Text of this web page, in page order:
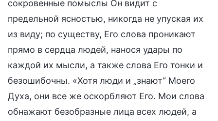
сокровенные помыслы Он видит с
предельной ясностью, никогда не упуская их
из виду; по существу, Его слова проникают
прямо в сердца людей, нанося удары по
каждой их мысли, а также слова Его тонки и
безошибочны. «Хотя люди и „знают“ Моего
Духа, они все же оскорбляют Его. Мои слова
обнажают безобразные лица всех людей, а